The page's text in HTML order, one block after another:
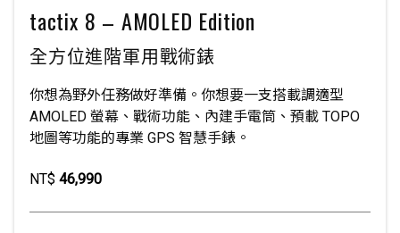
tactix 8 – AMOLED Edition
全方位進階軍用戰術錶
你想為野外任務做好準備。你想要一支搭載調適型
AMOLED 螢幕、戰術功能、內建手電筒、預載 TOPO
地圖等功能的專業 GPS 智慧手錶。
NT$ 46,990